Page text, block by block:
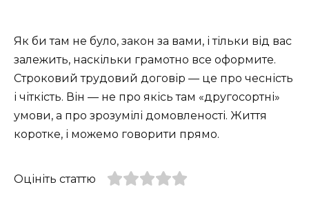
Як би там не було, закон за вами, і тільки від вас
залежить, наскільки грамотно все оформите.
Строковий трудовий договір — це про чесність
і чіткість. Він — не про якісь там «другосортні»
умови, а про зрозумілі домовленості. Життя
коротке, і можемо говорити прямо.
Оцініть статтю